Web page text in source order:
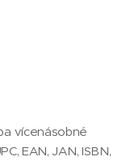
vícenásobné
EAN, JAN, ISBN,